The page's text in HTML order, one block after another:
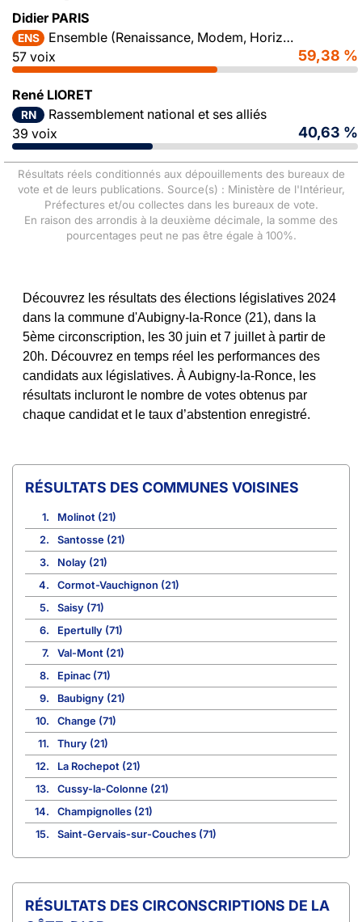
Didier PARIS
ENS
Ensemble (Renaissance, Modem, Horizons)
57 voix
59,38 %
René LIORET
RN
Rassemblement national et ses alliés
39 voix
40,63 %
Résultats réels conditionnés aux dépouillements des bureaux de
vote et de leurs publications. Source(s) : Ministère de l'Intérieur,
Préfectures et/ou collectes dans les bureaux de vote.
En raison des arrondis à la deuxième décimale, la somme des
pourcentages peut ne pas être égale à 100%.
Découvrez les résultats des élections législatives 2024
dans la commune d'Aubigny-la-Ronce (21), dans la
5ème circonscription, les 30 juin et 7 juillet à partir de
20h. Découvrez en temps réel les performances des
candidats aux législatives. À Aubigny-la-Ronce, les
résultats incluront le nombre de votes obtenus par
chaque candidat et le taux d’abstention enregistré.
COMMUNES VOISINES
1.
Molinot (21)
2.
Santosse (21)
3.
Nolay (21)
4.
Cormot-Vauchignon (21)
5.
Saisy (71)
6.
Epertully (71)
7.
Val-Mont (21)
8.
Epinac (71)
9.
Baubigny (21)
10.
Change (71)
11.
Thury (21)
12.
La Rochepot (21)
13.
Cussy-la-Colonne (21)
14.
Champignolles (21)
15.
Saint-Gervais-sur-Couches (71)
CIRCONSCRIPTIONS DE LA